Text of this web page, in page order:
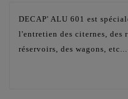
DECAP' ALU 601 est
l'entretien des citernes, des
réservoirs, des wagons, etc...